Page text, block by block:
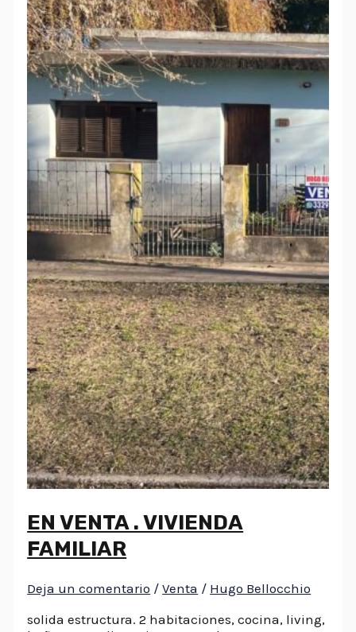
EN VENTA . VIVIENDA
FAMILIAR
Deja un comentario /Venta / Hugo Bellocchio
solida estructura. 2 habitaciones, cocina, living,